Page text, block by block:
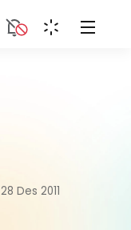
28 Des 2011